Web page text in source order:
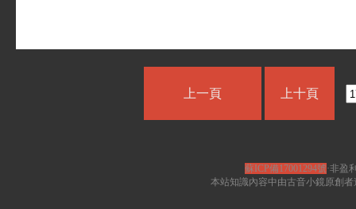
上一頁 上十頁
蘇ICP備17001294號·非盈
本站知識內容中由古音小鏡原創